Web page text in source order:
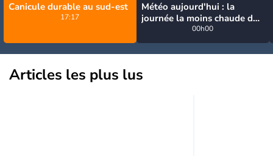
Canicule durable au sud-est
17:17
Météo aujourd'hui : la
journée la moins chaude de
la semaine, excepté près de
la Méditerranée
00h00
Articles les plus lus